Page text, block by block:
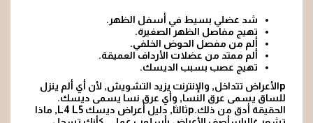
شد عضلي بسيط في أسفل الظهر.
تهيج مفاصل الظهر الصغيرة.
ألم من مفصل الحوض الخلفي.
ألم ممتد من عضلات الأرداف العميقة.
تهيج عصب بسبب الديسك.
pالأعراض تتداخل, والإنترنت يزيد التشويش, لأن أي ألم ينزل
للساق يسمى عرق النسا, وأي عرق نسا يسمى ديسك.
الحقيقة أدق من ذلك.pثالثا, دليل أعراض ديسك L4 L5, ماذا